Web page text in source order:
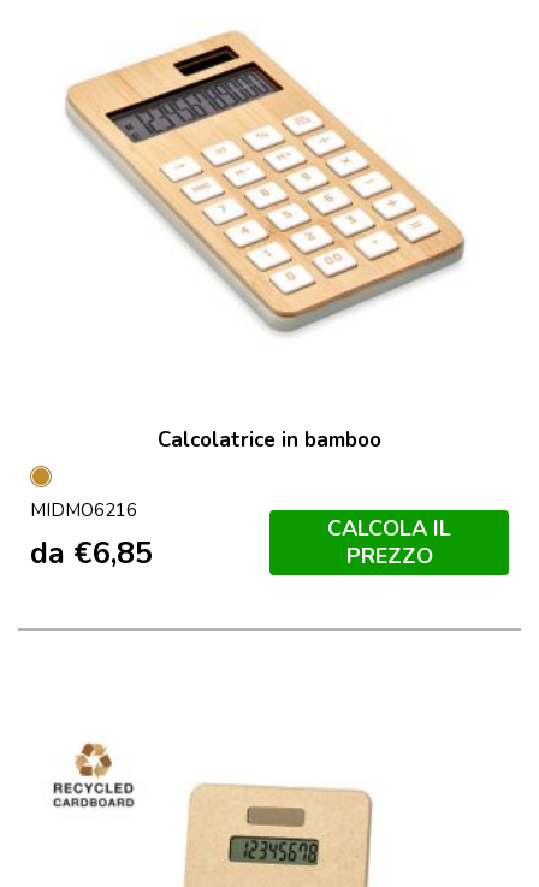
Calcolatrice in bamboo
Legno
MIDMO6216
da €6,85
CALCOLA IL
PREZZO